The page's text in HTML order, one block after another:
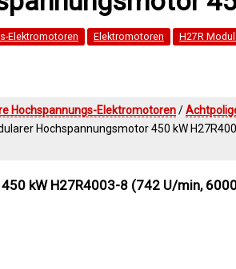
Elektromotoren Elektromotoren H27R
Hochspannungs-Elektromotoren/
Hochspannungsmotor 450 kW
kW H27R4003-8 (742 U/min,